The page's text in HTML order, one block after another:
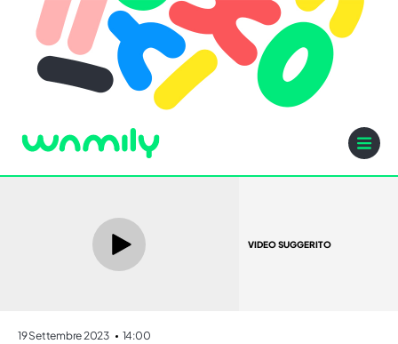
VIDEO SUGGERITO
19 Settembre 2023 14:00